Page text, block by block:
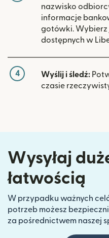
nazwisko
informacje
gotówki. Wybierz
dostępnych w
4 Wyślij i śledź:
czasie
Wysyłaj
łatwością
W przypadku ważnych
potrzeb możesz
za pośrednictwem naszej